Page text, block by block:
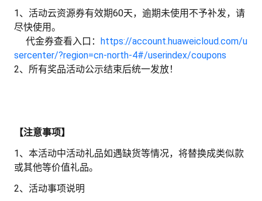
1、活动云资源券有效期60天，逾期未使用不予补发，请
尽快使用。
代金券查看入口： https://account.huaweicloud.com/u
sercenter/?region=cn-north-4#/userindex/coupons
2、所有奖品活动公示结束后统一发放！
【注意事项】
1、本活动中活动礼品如遇缺货等情况，将替换成类似款
或其他等价值礼品。
2、 活动事项说明